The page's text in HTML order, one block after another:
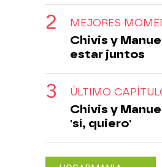
MEJORES
Chivis y
estar juntos
ÚLTIMO
Chivis y
'sí, quiero'